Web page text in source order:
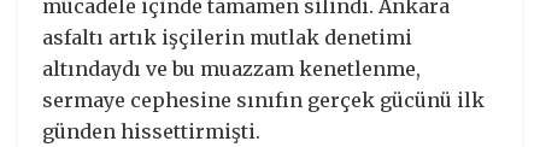
mücadele içinde tamamen silindi. Ankara
asfaltı artık işçilerin mutlak denetimi
altındaydı ve bu muazzam kenetlenme,
sermaye cephesine sınıfın gerçek gücünü ilk
günden hissettirmişti.